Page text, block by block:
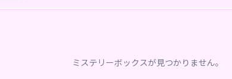
ミステリーボックスが見つかりません。